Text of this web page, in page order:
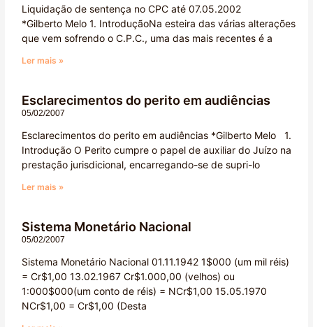
Liquidação de sentença no CPC até 07.05.2002
*Gilberto Melo 1. IntroduçãoNa esteira das várias alterações
que vem sofrendo o C.P.C., uma das mais recentes é a
Ler mais »
Esclarecimentos do perito em audiências
05/02/2007
Esclarecimentos do perito em audiências *Gilberto Melo 1.
Introdução O Perito cumpre o papel de auxiliar do Juízo na
prestação jurisdicional, encarregando-se de supri-lo
Ler mais »
Sistema Monetário Nacional
05/02/2007
Sistema Monetário Nacional 01.11.1942 1$000 (um mil réis)
= Cr$1,00 13.02.1967 Cr$1.000,00 (velhos) ou
1:000$000(um conto de réis) = NCr$1,00 15.05.1970
NCr$1,00 = Cr$1,00 (Desta